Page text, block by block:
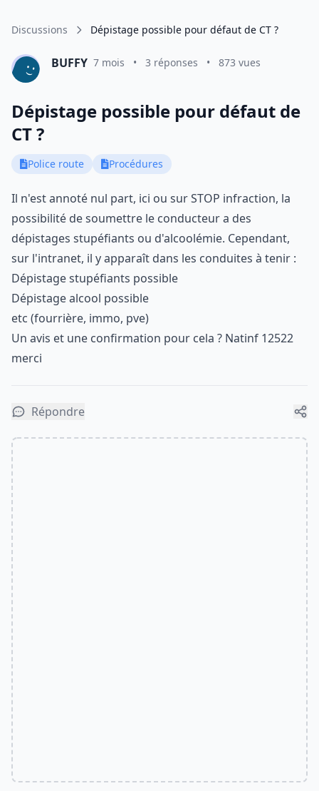
Discussions Dépistage possible pour défaut de CT ?
BUFFY 7 mois • 3 réponses • 873 vues
Dépistage possible pour défaut de
CT ?
Police route Procédures
Il n'est annoté nul part, ici ou sur STOP infraction, la
possibilité de soumettre le conducteur a des
dépistages stupéfiants ou d'alcoolémie. Cependant,
sur l'intranet, il y apparaît dans les conduites à tenir :
Dépistage stupéfiants possible
Dépistage alcool possible
etc (fourrière, immo, pve)
Un avis et une confirmation pour cela ? Natinf 12522
merci
Répondre